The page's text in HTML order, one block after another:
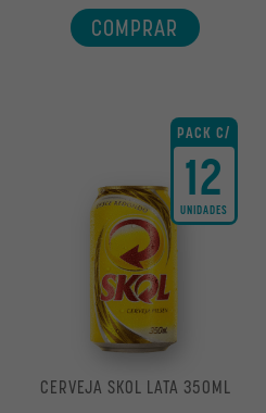
COMPRAR
PACK C/
12
UNIDADES
CERVEJA SKOL LATA 350ML